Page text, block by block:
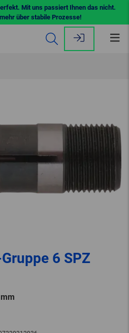
Mit uns passiert Ihnen das nicht.
über stabile Prozesse!
6 SPZ